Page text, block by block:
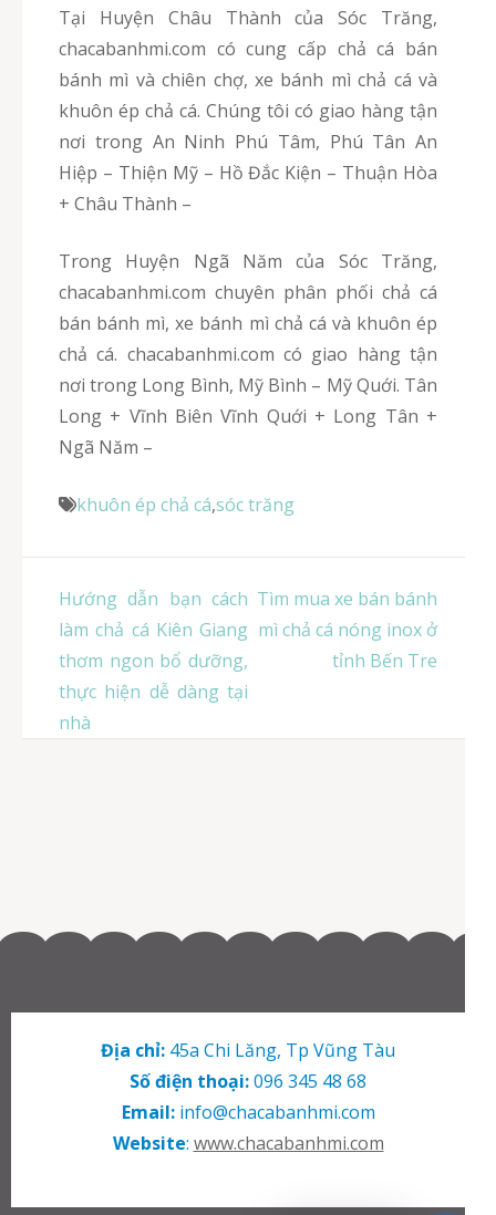
Tại Huyện Châu Thành của Sóc Trăng,
chacabanhmi.com có cung cấp chả cá bán
bánh mì và chiên chợ, xe bánh mì chả cá và
khuôn ép chả cá. Chúng tôi có giao hàng tận
nơi trong An Ninh Phú Tâm, Phú Tân An
Hiệp – Thiện Mỹ – Hồ Đắc Kiện – Thuận Hòa
+ Châu Thành –
Trong Huyện Ngã Năm của Sóc Trăng,
chacabanhmi.com chuyên phân phối chả cá
bán bánh mì, xe bánh mì chả cá và khuôn ép
chả cá. chacabanhmi.com có giao hàng tận
nơi trong Long Bình, Mỹ Bình – Mỹ Quới. Tân
Long + Vĩnh Biên Vĩnh Quới + Long Tân +
Ngã Năm –
khuôn ép chả cá,sóc trăng
Điều
hướng
bài
viết
Hướng dẫn bạn cách
làm chả cá Kiên Giang
thơm ngon bổ dưỡng,
thực hiện dễ dàng tại
nhà
Tìm mua xe bán bánh
mì chả cá nóng inox ở
tỉnh Bến Tre
Địa chỉ: 45a Chi Lăng, Tp Vũng Tàu
Số điện thoại:096 345 48 68
Email:info@chacabanhmi.com
Website: www.chacabanhmi.com